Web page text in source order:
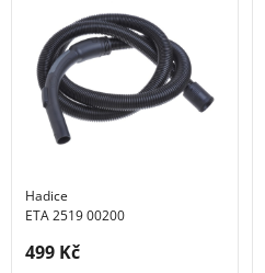
Hadice
ETA 2519 00200
Cena s DPH:
499 Kč